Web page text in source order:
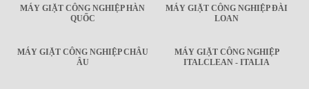
MÁY GIẶT CÔNG NGHIỆP HÀN
QUỐC
MÁY GIẶT CÔNG NGHIỆP ĐÀI
LOAN
MÁY GIẶT CÔNG NGHIỆP CHÂU
ÂU
MÁY GIẶT CÔNG NGHIỆP
ITALCLEAN - ITALIA